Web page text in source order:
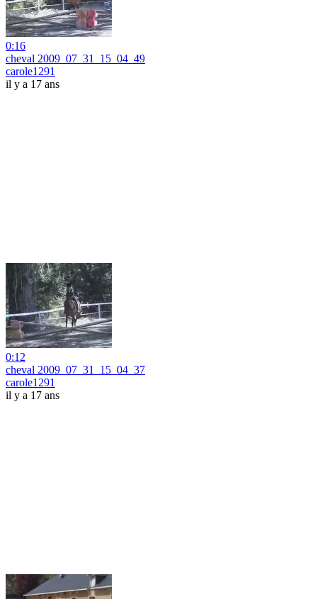
0:16
cheval 2009_07_31_15_04_49
carole1291
il y a 17 ans
0:12
cheval 2009_07_31_15_04_37
carole1291
il y a 17 ans